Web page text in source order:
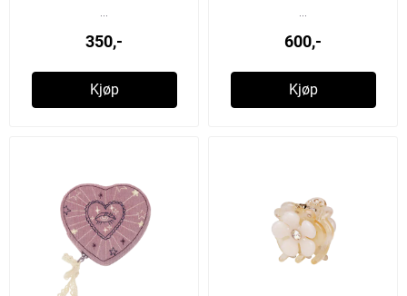
...
350,-
Kjøp
...
600,-
Kjøp